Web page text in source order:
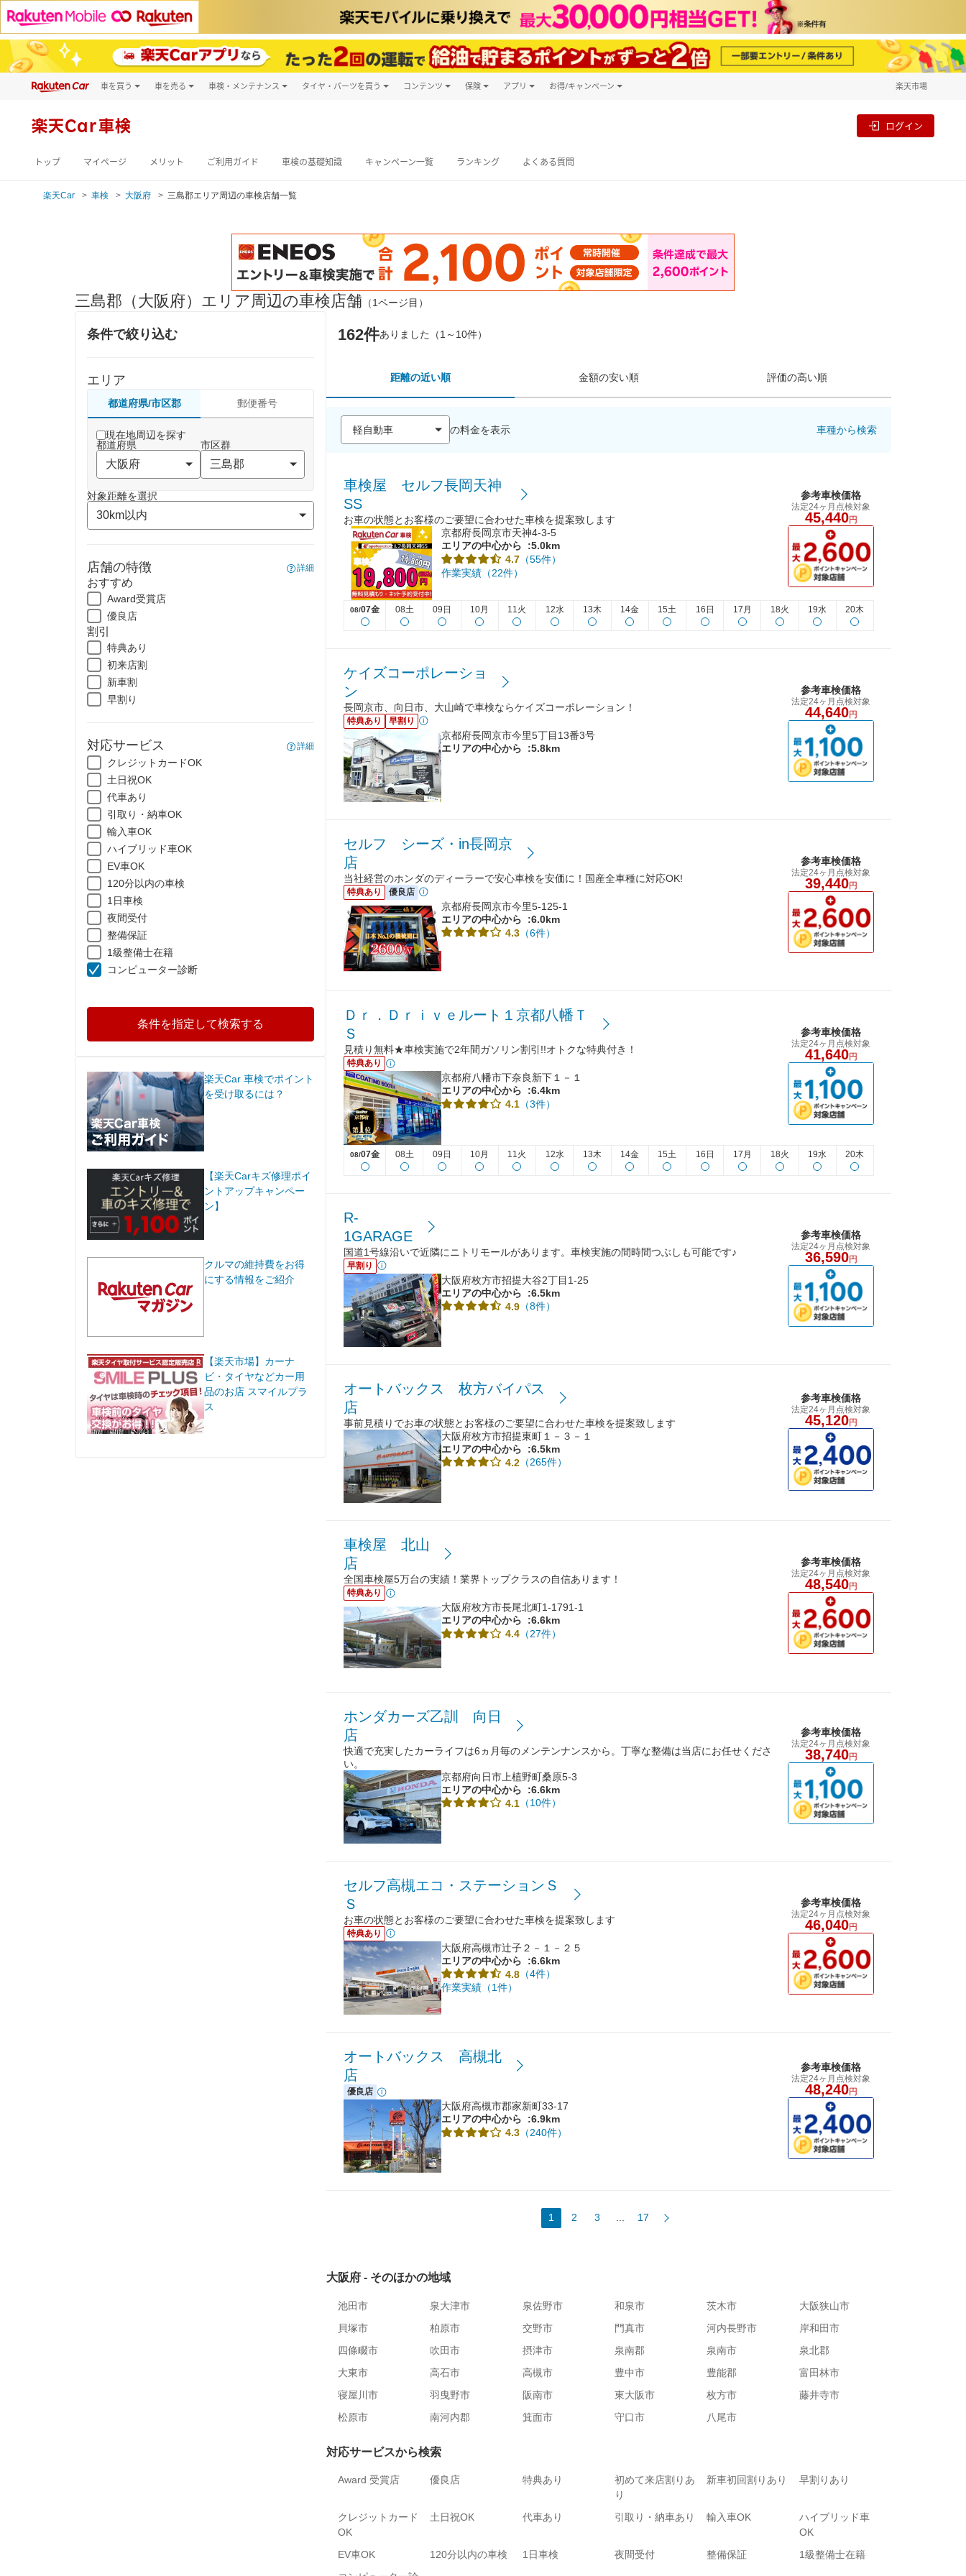
車を買う
新車
車を売る 車検・メンテナンス タイヤ・パーツを買う コンテンツ 保険 アプリ お得/キャンペーン 楽天市場
楽天Car車検 ログイン
トップ マイページ メリット ご利用ガイド 車検の基礎知識 キャンペーン一覧 ランキング よくある質問
楽天Car 車検 大阪府 三島郡エリア周辺の車検店舗一覧
三島郡（大阪府）エリア周辺の車検店舗 （1ページ目）
条件で絞り込む
エリア
都道府県/市区郡 郵便番号
現在地周辺を探す
都道府県
市区群
対象距離を選択
店舗の特徴 詳細
おすすめ
Award受賞店
優良店
割引
特典あり
初来店割
新車割
早割り
対応サービス 詳細
クレジットカードOK
土日祝OK
代車あり
引取り・納車OK
輸入車OK
ハイブリッド車OK
EV車OK
120分以内の車検
1日車検
夜間受付
整備保証
1級整備士在籍
コンピューター診断
条件を指定して検索する
楽天Car 車検でポイント
を受け取るには？
【楽天Carキズ修理ポイ
ントアップキャンペー
ン】
クルマの維持費をお得
にする情報をご紹介
【楽天市場】カーナ
ビ・タイヤなどカー用
品のお店 スマイルプラ
ス
162件ありました（1～10件）
距離の近い順 金額の安い順 評価の高い順
の料金を表示 車種から検索
車検屋 セルフ長岡天神
SS
お車の状態とお客様のご要望に合わせた車検を提案致します
京都府長岡京市天神4-3-5
エリアの中心から
:5.0km
4.7 （55件）
作業実績（22件）
参考車検価格
法定24ヶ月点検対象
45,440円
08/07金 08土 09日 10月 11火 12水 13木 14金 15土 16日 17月 18火 19水 20木
ケイズコーポレーショ
ン
長岡京市、向日市、大山崎で車検ならケイズコーポレーション！
特典あり 早割り
京都府長岡京市今里5丁目13番3号
エリアの中心から
:5.8km
参考車検価格
法定24ヶ月点検対象
44,640円
セルフ シーズ・in長岡京
店
当社経営のホンダのディーラーで安心車検を安価に！国産全車種に対応OK!
特典あり 優良店
京都府長岡京市今里5-125-1
エリアの中心から
:6.0km
4.3 （6件）
参考車検価格
法定24ヶ月点検対象
39,440円
Ｄｒ．Ｄｒｉｖｅルート１京都八幡Ｔ
Ｓ
見積り無料★車検実施で2年間ガソリン割引!!オトクな特典付き！
特典あり
京都府八幡市下奈良新下１－１
エリアの中心から
:6.4km
4.1 （3件）
参考車検価格
法定24ヶ月点検対象
41,640円
08/07金 08土 09日 10月 11火 12水 13木 14金 15土 16日 17月 18火 19水 20木
R-
1GARAGE
国道1号線沿いで近隣にニトリモールがあります。車検実施の間時間つぶしも可能です♪
早割り
大阪府枚方市招提大谷2丁目1-25
エリアの中心から
:6.5km
4.9 （8件）
参考車検価格
法定24ヶ月点検対象
36,590円
オートバックス 枚方バイパス
店
事前見積りでお車の状態とお客様のご要望に合わせた車検を提案致します
大阪府枚方市招提東町１－３－１
エリアの中心から
:6.5km
4.2 （265件）
参考車検価格
法定24ヶ月点検対象
45,120円
車検屋 北山
店
全国車検屋5万台の実績！業界トップクラスの自信あります！
特典あり
大阪府枚方市長尾北町1-1791-1
エリアの中心から
:6.6km
4.4 （27件）
参考車検価格
法定24ヶ月点検対象
48,540円
ホンダカーズ乙訓 向日
店
快適で充実したカーライフは6ヵ月毎のメンテンナンスから。丁寧な整備は当店にお任せくださ
い。
京都府向日市上植野町桑原5-3
エリアの中心から
:6.6km
4.1 （10件）
参考車検価格
法定24ヶ月点検対象
38,740円
セルフ高槻エコ・ステーションＳ
Ｓ
お車の状態とお客様のご要望に合わせた車検を提案致します
特典あり
大阪府高槻市辻子２－１－２５
エリアの中心から
:6.6km
4.8 （4件）
作業実績（1件）
参考車検価格
法定24ヶ月点検対象
46,040円
オートバックス 高槻北
店
優良店
大阪府高槻市郡家新町33-17
エリアの中心から
:6.9km
4.3 （240件）
参考車検価格
法定24ヶ月点検対象
48,240円
1 2 3 ... 17
大阪府 - そのほかの地域
池田市 泉大津市 泉佐野市 和泉市 茨木市
大阪狭山市
貝塚市
柏原市 交野市 門真市 河内長野市
岸和田市
四條畷市
吹田市 摂津市 泉南郡 泉南市
泉北郡
大東市
高石市 高槻市 豊中市 豊能郡
富田林市
寝屋川市
羽曳野市 阪南市 東大阪市 枚方市
藤井寺市
松原市
南河内郡 箕面市 守口市 八尾市
対応サービスから検索
Award 受賞店 優良店 特典あり
初めて来店割りあ
り
新車初回割りあり 早割りあり
クレジットカード
OK
土日祝OK 代車あり 引取り・納車あり 輸入車OK
ハイブリッド車
OK
EV車OK
120分以内の車検 1日車検 夜間受付 整備保証
1級整備士在籍